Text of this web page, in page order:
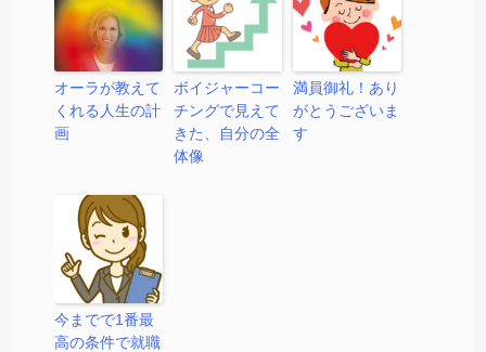
オーラが教えて
くれる人生の計
画
ボイジャーコー
チングで見えて
きた、自分の全
体像
満員御礼！あり
がとうございま
す
今までで1番最
高の条件で就職